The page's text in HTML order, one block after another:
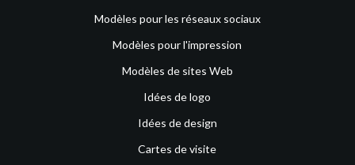
Modèles pour les réseaux sociaux
Modèles pour l'impression
Modèles de sites Web
Idées de logo
Idées de design
Cartes de visite